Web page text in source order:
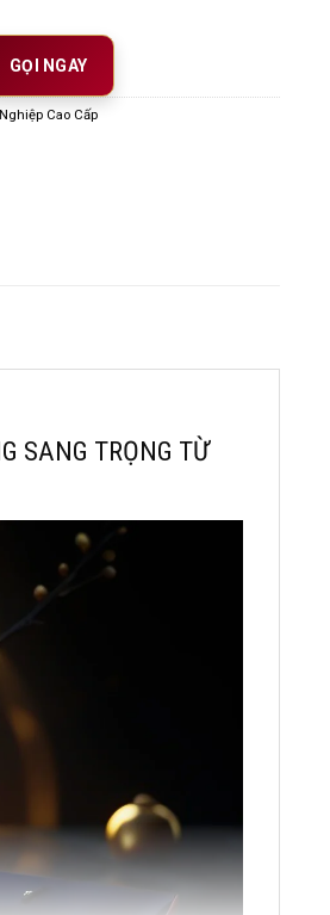
GỌI NGAY
Cao Cấp
SANG TRỌNG TỪ